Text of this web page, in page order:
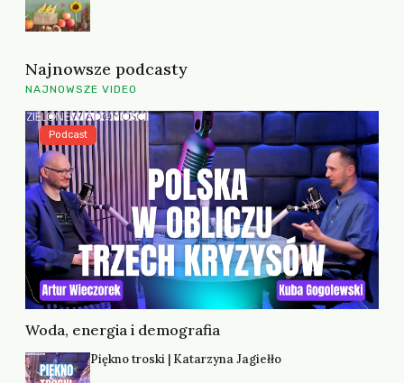
Najnowsze podcasty
NAJNOWSZE VIDEO
Woda, energia i demografia
Podcast
Piękno troski | Katarzyna Jagiełło